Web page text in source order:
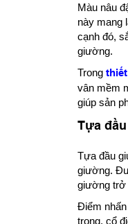
Màu nâu
này mang
cạnh đó,
giường.
Trong
vân mềm
giúp sản
Tựa
Tựa đầu
giường.
giường trở
Điểm
trọng, cổ